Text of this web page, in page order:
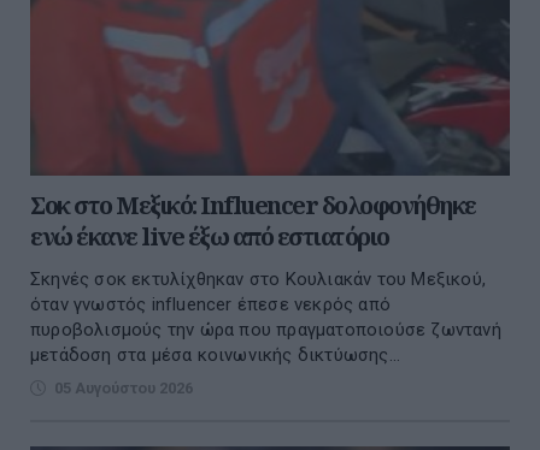
Σοκ στο Μεξικό: Influencer δολοφονήθηκε
ενώ έκανε live έξω από εστιατόριο
Σκηνές σοκ εκτυλίχθηκαν στο Κουλιακάν του Μεξικού,
όταν γνωστός influencer έπεσε νεκρός από
πυροβολισμούς την ώρα που πραγματοποιούσε ζωντανή
μετάδοση στα μέσα κοινωνικής δικτύωσης...
05 Αυγούστου 2026